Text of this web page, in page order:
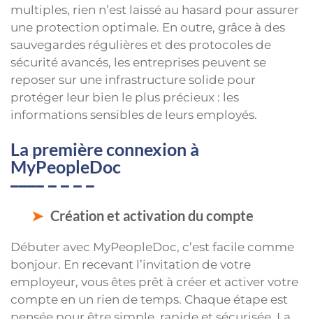
multiples, rien n’est laissé au hasard pour assurer
une protection optimale. En outre, grâce à des
sauvegardes régulières et des protocoles de
sécurité avancés, les entreprises peuvent se
reposer sur une infrastructure solide pour
protéger leur bien le plus précieux : les
informations sensibles de leurs employés.
La première connexion à
MyPeopleDoc
Création et activation du compte
Débuter avec MyPeopleDoc, c’est facile comme
bonjour. En recevant l’invitation de votre
employeur, vous êtes prêt à créer et activer votre
compte en un rien de temps. Chaque étape est